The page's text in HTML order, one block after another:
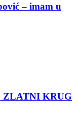
– imam u
ZLATNI KRUG